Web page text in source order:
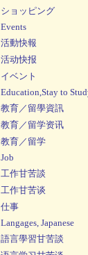
ショッピング
Events
活動快報
活动快报
イベント
Education,Stay to
教育／留學資訊
教育／留学资讯
教育／留学
Job
工作甘苦談
工作甘苦谈
仕事
Langages, Japanese
語言學習甘苦談